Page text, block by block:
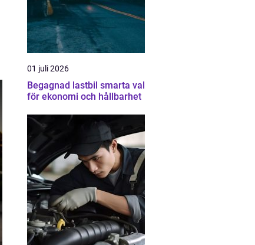
01 juli 2026
Begagnad lastbil smarta val
för ekonomi och hållbarhet